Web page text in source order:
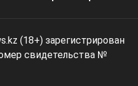
(18+) зарегистрирован
свидетельства №